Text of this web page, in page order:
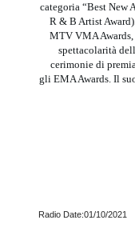
categoria “Best
R & B Artist
MTV VMA Awards,
spettacolarità
cerimonie di
gli EMA Awards. Il
Radio Date:01/10/2021